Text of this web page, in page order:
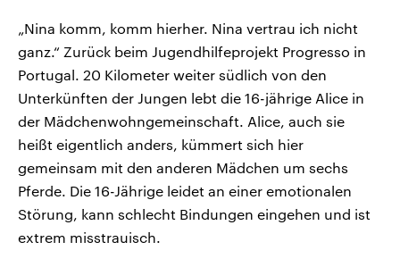
„Nina komm, komm hierher. Nina vertrau ich nicht
ganz.“ Zurück beim Jugendhilfeprojekt Progresso in
Portugal. 20 Kilometer weiter südlich von den
Unterkünften der Jungen lebt die 16-jährige Alice in
der Mädchenwohngemeinschaft. Alice, auch sie
heißt eigentlich anders, kümmert sich hier
gemeinsam mit den anderen Mädchen um sechs
Pferde. Die 16-Jährige leidet an einer emotionalen
Störung, kann schlecht Bindungen eingehen und ist
extrem misstrauisch.